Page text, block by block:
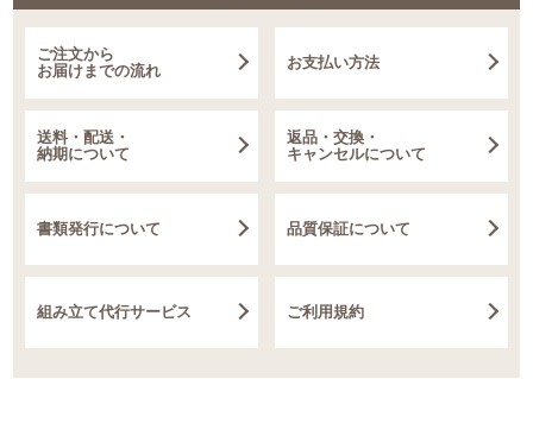
ご注文から
お届けまでの流れ
お支払い方法
送料・配送・
納期について
返品・交換・
キャンセルについて
書類発行について 品質保証について
組み立て代行サービス ご利用規約